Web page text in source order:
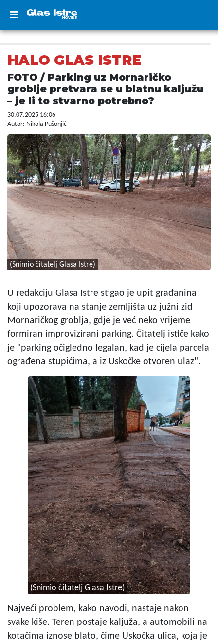
HALO GLAS ISTRE
FOTO / Parking uz Mornaričko
groblje pretvara se u blatnu kaljužu
– je li to stvarno potrebno?
30.07.2025 16:06
Autor: Nikola Pušonjić
(Snimio čitatelj Glasa Istre)
U redakciju Glasa Istre stigao je upit građanina
koji upozorava na stanje zemljišta uz južni zid
Mornaričkog groblja, gdje je već neko vrijeme
formiran improvizirani parking. Čitatelj ističe kako
je "parking očigledno legalan, kad je cijela parcela
ograđena stupićima, a iz Uskočke otvoren ulaz".
(Snimio čitatelj Glasa Istre)
Najveći problem, kako navodi, nastaje nakon
svake kiše. Teren postaje kaljuža, a automobili na
kotačima iznose blato, čime Uskočka ulica, koja je